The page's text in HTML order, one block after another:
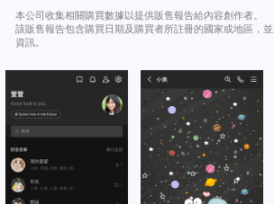
本公司收集相關購買數據以提供販售報告給內容創作者。
該販售報告包含購買日期及購買者所註冊的國家或地區，
資訊。